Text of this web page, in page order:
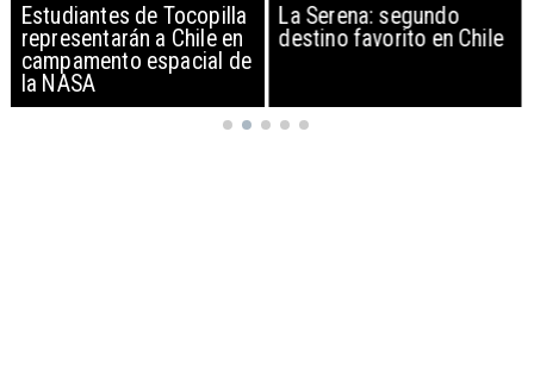
Estudiantes de Tocopilla
representarán a Chile en
campamento espacial de
la NASA
La Serena: segundo
destino favorito en Chile